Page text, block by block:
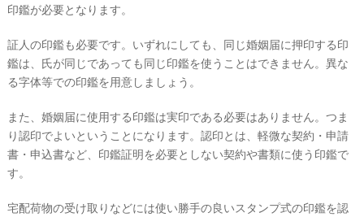
印鑑が必要となります。
証人の印鑑も必要です。いずれにしても、同じ婚姻届に押印する印
鑑は、氏が同じであっても同じ印鑑を使うことはできません。異な
る字体等での印鑑を用意しましょう。
また、婚姻届に使用する印鑑は実印である必要はありません。 つま
り認印でよいということになります。認印とは、軽微な契約・申請
書・申込書など、印鑑証明を必要としない契約や書類に使う印鑑で
す。
宅配荷物の受け取りなどには使い勝手の良いスタンプ式の印鑑を認